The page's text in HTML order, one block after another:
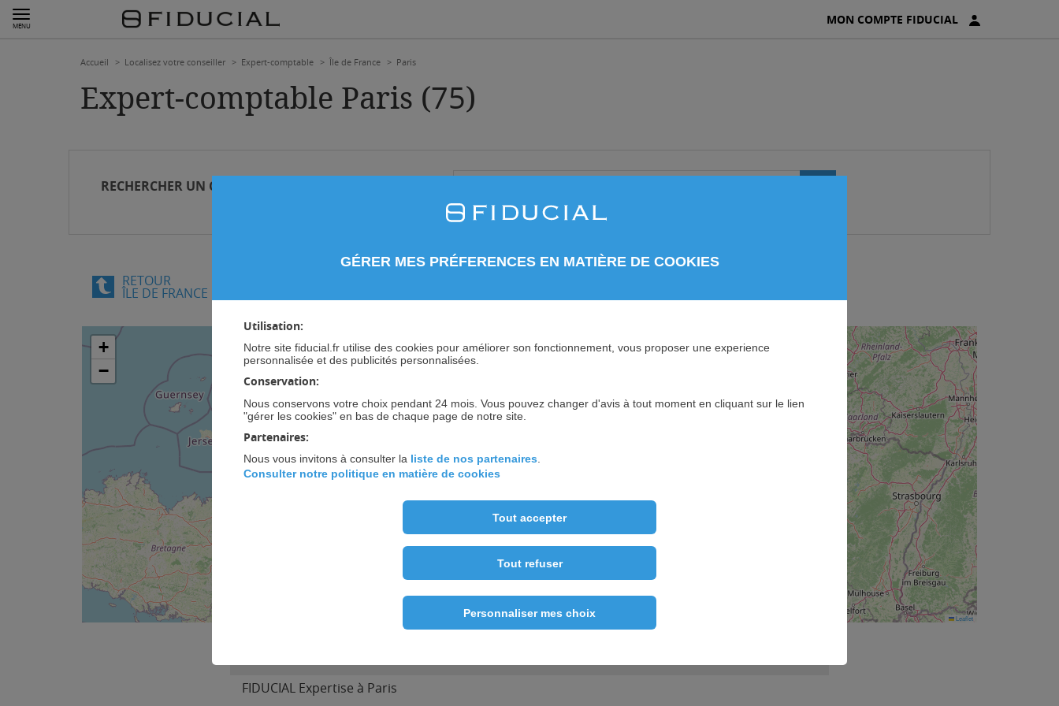
MENU MON COMPTE FIDUCIAL
Accueil Localisez votre conseiller Expert-comptable Île de France Paris
Expert-comptable Paris (75)
RECHERCHER UN CONTACT OU UNE AGENCE FIDUCIAL
RETOUR
ÎLE DE FRANCE
+
−
Leaflet
FIDUCIAL Expertise à Paris
GÉRER MES PRÉFERENCES EN MATIÈRE DE COOKIES
Utilisation:
Notre site fiducial.fr utilise des cookies pour améliorer son fonctionnement, vous proposer une experience
personnalisée et des publicités personnalisées.
Conservation:
Nous conservons votre choix pendant 24 mois. Vous pouvez changer d'avis à tout moment en cliquant sur le lien
"gérer les cookies" en bas de chaque page de notre site.
Partenaires:
Nous vous invitons à consulter la liste de nos partenaires
Consulter notre politique en matière de cookies
Tout accepter
Tout refuser
Personnaliser mes choix